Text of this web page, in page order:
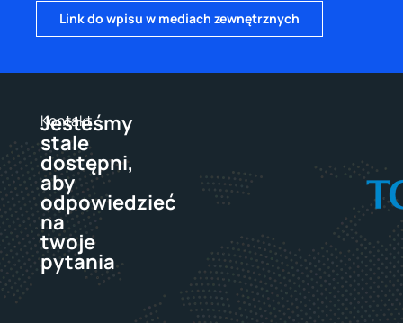
Link do wpisu w mediach zewnętrznych
Kontakt
Jesteśmy
stale
dostępni,
aby
odpowiedzieć
na
twoje
pytania